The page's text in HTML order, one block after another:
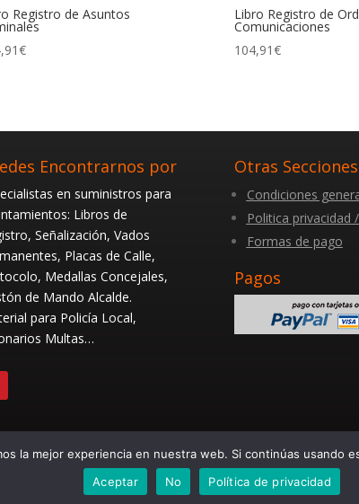
Registro de Asuntos
€
Libro Registro de
Comunicaciones
104,91€
Encontrarnos por
en suministros para
Libros de
Señalización, Vados
Placas de Calle,
Medallas Concejales,
de Mando Alcalde.
para Policía Local,
Multas…
Otras Secciones
Condiciones
Politica privacidad
Formas de pago
Pagos
San Fernando – La Casa del Ayuntamiento. En
la mejor experiencia en nuestra web. Si continúas usando
Aceptar
No Política de privacidad